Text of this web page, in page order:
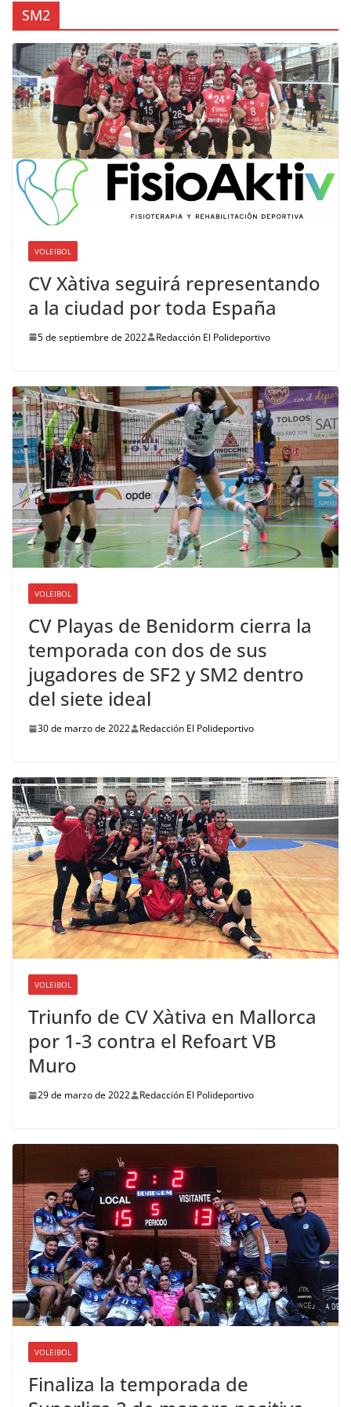
SM2
VOLEIBOL
CV Xàtiva seguirá representando
a la ciudad por toda España
5 de septiembre de 2022 Redacción El Polideportivo
VOLEIBOL
CV Playas de Benidorm cierra la
temporada con dos de sus
jugadores de SF2 y SM2 dentro
del siete ideal
30 de marzo de 2022 Redacción El Polideportivo
VOLEIBOL
Triunfo de CV Xàtiva en Mallorca
por 1-3 contra el Refoart VB
Muro
29 de marzo de 2022 Redacción El Polideportivo
VOLEIBOL
Finaliza la temporada de